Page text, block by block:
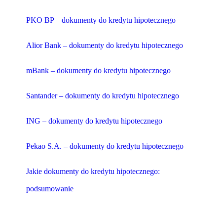
PKO BP – dokumenty do kredytu hipotecznego
Alior Bank – dokumenty do kredytu hipotecznego
mBank – dokumenty do kredytu hipotecznego
Santander – dokumenty do kredytu hipotecznego
ING – dokumenty do kredytu hipotecznego
Pekao S.A. – dokumenty do kredytu hipotecznego
Jakie dokumenty do kredytu hipotecznego:
podsumowanie